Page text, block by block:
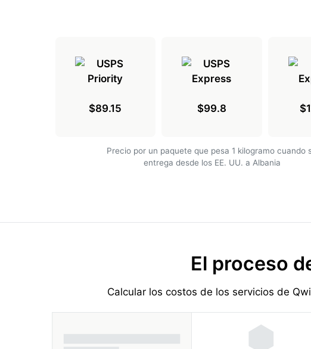
$89.15 $99.8
Precio por un paquete que pesa 1 kilogramo cuando
entrega desde los EE. UU. a Albania
El proceso
Calcular los costos de los servicios de